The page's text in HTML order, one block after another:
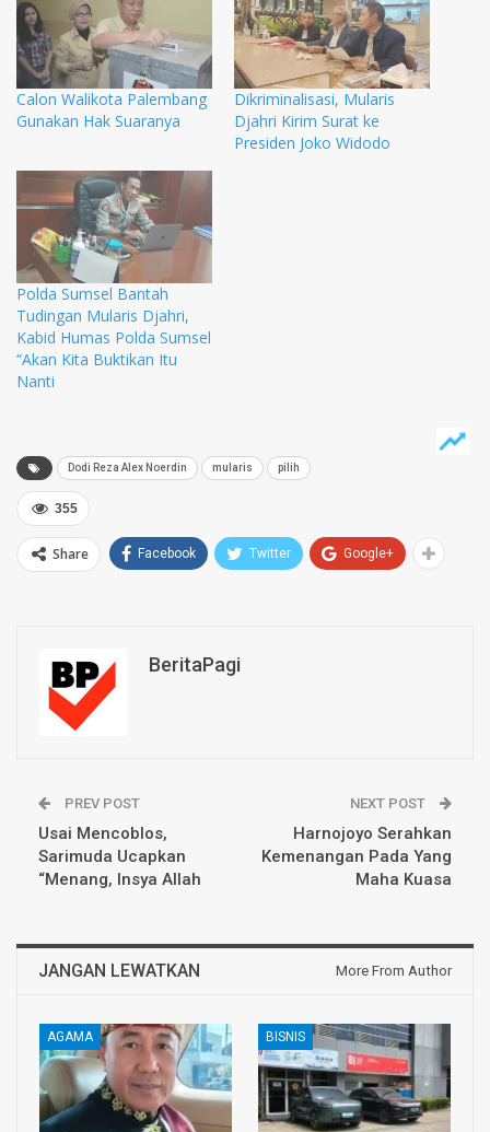
Calon Walikota Palembang
Gunakan Hak Suaranya
Dikriminalisasi, Mularis
Djahri Kirim Surat ke
Presiden Joko Widodo
Polda Sumsel Bantah
Tudingan Mularis Djahri,
Kabid Humas Polda Sumsel
“Akan Kita Buktikan Itu
Nanti
Dodi Reza Alex Noerdin mularis pilih
355
Share Facebook Twitter Google+
BeritaPagi
PREV POST
Usai Mencoblos,
Sarimuda Ucapkan
“Menang, Insya Allah
NEXT POST
Harnojoyo Serahkan
Kemenangan Pada Yang
Maha Kuasa
JANGAN LEWATKAN More From Author
AGAMA BISNIS